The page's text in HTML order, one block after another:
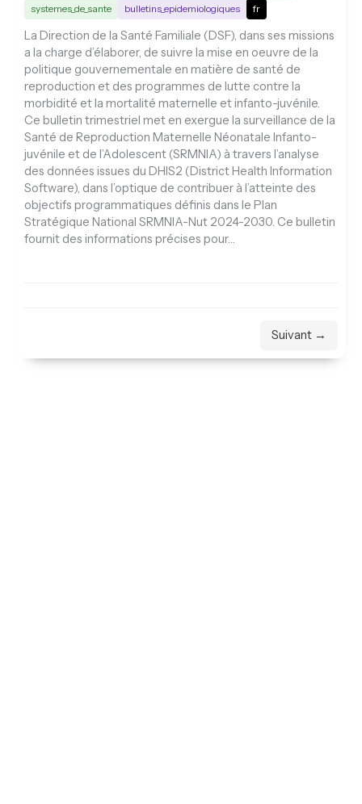
systemes_de_sante
bulletins_epidemiologiques fr
La Direction de la Santé Familiale (DSF), dans ses missions
a la charge d’élaborer, de suivre la mise en oeuvre de la
politique gouvernementale en matière de santé de
reproduction et des programmes de lutte contre la
morbidité et la mortalité maternelle et infanto-juvénile.
Ce bulletin trimestriel met en exergue la surveillance de la
Santé de Reproduction Maternelle Néonatale Infanto-
juvénile et de l’Adolescent (SRMNIA) à travers l’analyse
des données issues du DHIS2 (District Health Information
Software), dans l’optique de contribuer à l’atteinte des
objectifs programmatiques définis dans le Plan
Stratégique National SRMNIA-Nut 2024-2030. Ce bulletin
fournit des informations précises pour…
Suivant →